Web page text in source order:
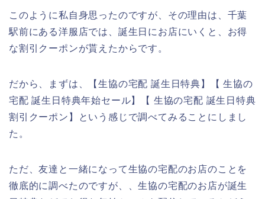
このように私自身思ったのですが、その理由は、千葉
駅前にある洋服店では、誕生日にお店にいくと、お得
な割引クーポンが貰えたからです。
だから、まずは、【生協の宅配 誕生日特典】【 生協の
宅配 誕生日特典年始セール】【 生協の宅配 誕生日特典
割引クーポン】という感じで調べてみることにしまし
た。
ただ、友達と一緒になって生協の宅配のお店のことを
徹底的に調べたのですが、、生協の宅配のお店が誕生